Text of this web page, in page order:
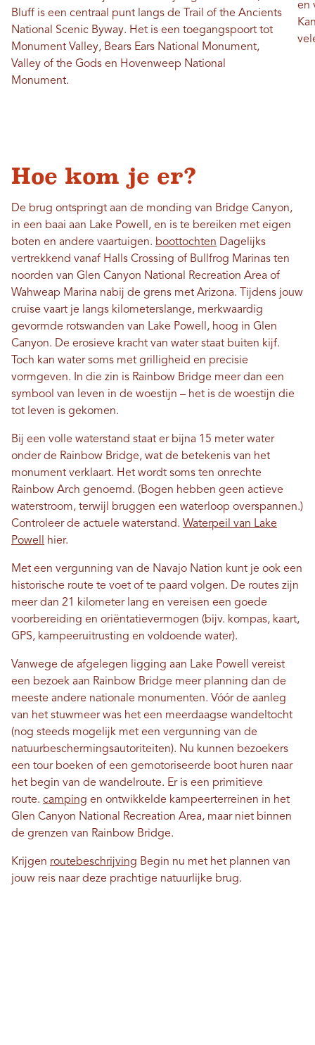
Bluff is een centraal punt langs de Trail of the Ancients
National Scenic Byway. Het is een toegangspoort tot
Monument Valley, Bears Ears National Monument,
Valley of the Gods en Hovenweep National
Monument.
en
Hoe kom je er?
De brug ontspringt aan de monding van Bridge Canyon,
in een baai aan Lake Powell, en is te bereiken met eigen
boten en andere vaartuigen. boottochten Dagelijks
vertrekkend vanaf Halls Crossing of Bullfrog Marinas ten
noorden van Glen Canyon National Recreation Area of ​​
Wahweap Marina nabij de grens met Arizona. Tijdens jouw
cruise vaart je langs kilometerslange, merkwaardig
gevormde rotswanden van Lake Powell, hoog in Glen
Canyon. De erosieve kracht van water staat buiten kijf.
Toch kan water soms met grilligheid en precisie
vormgeven. In die zin is Rainbow Bridge meer dan een
symbool van leven in de woestijn – het is de woestijn die
tot leven is gekomen.
Bij een volle waterstand staat er bijna 15 meter water
onder de Rainbow Bridge, wat de betekenis van het
monument verklaart. Het wordt soms ten onrechte
Rainbow Arch genoemd. (Bogen hebben geen actieve
waterstroom, terwijl bruggen een waterloop overspannen.)
Controleer de actuele waterstand. Waterpeil van Lake
Powell hier.
Met een vergunning van de Navajo Nation kunt je ook een
historische route te voet of te paard volgen. De routes zijn
meer dan 21 kilometer lang en vereisen een goede
voorbereiding en oriëntatievermogen (bijv. kompas, kaart,
GPS, kampeeruitrusting en voldoende water).
Vanwege de afgelegen ligging aan Lake Powell vereist
een bezoek aan Rainbow Bridge meer planning dan de
meeste andere nationale monumenten. Vóór de aanleg
van het stuwmeer was het een meerdaagse wandeltocht
(nog steeds mogelijk met een vergunning van de
natuurbeschermingsautoriteiten). Nu kunnen bezoekers
een tour boeken of een gemotoriseerde boot huren naar
het begin van de wandelroute. Er is een primitieve
route. camping en ontwikkelde kampeerterreinen in het
Glen Canyon National Recreation Area, maar niet binnen
de grenzen van Rainbow Bridge.
Krijgen routebeschrijving Begin nu met het plannen van
jouw reis naar deze prachtige natuurlijke brug.